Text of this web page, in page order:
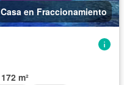
Casa en Fraccionamiento
172 m²